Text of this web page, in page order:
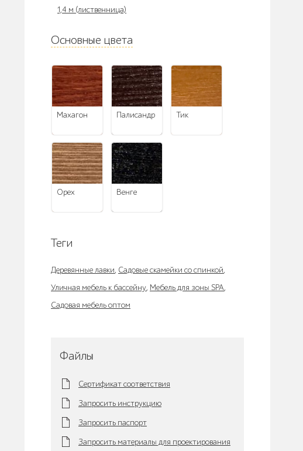
1,4 м (лиственница)
Основные цвета
махагон палисандр тик
орех венге
Теги
Деревянные лавки, Садовые скамейки со спинкой,
Уличная мебель к бассейну, Мебель для зоны SPA,
Садовая мебель оптом
Файлы
Сертификат соответствия
Запросить инструкцию
Запросить паспорт
Запросить материалы для проектирования